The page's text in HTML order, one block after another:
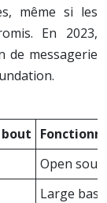
même si les
En 2023,
de messagerie
Open
Large